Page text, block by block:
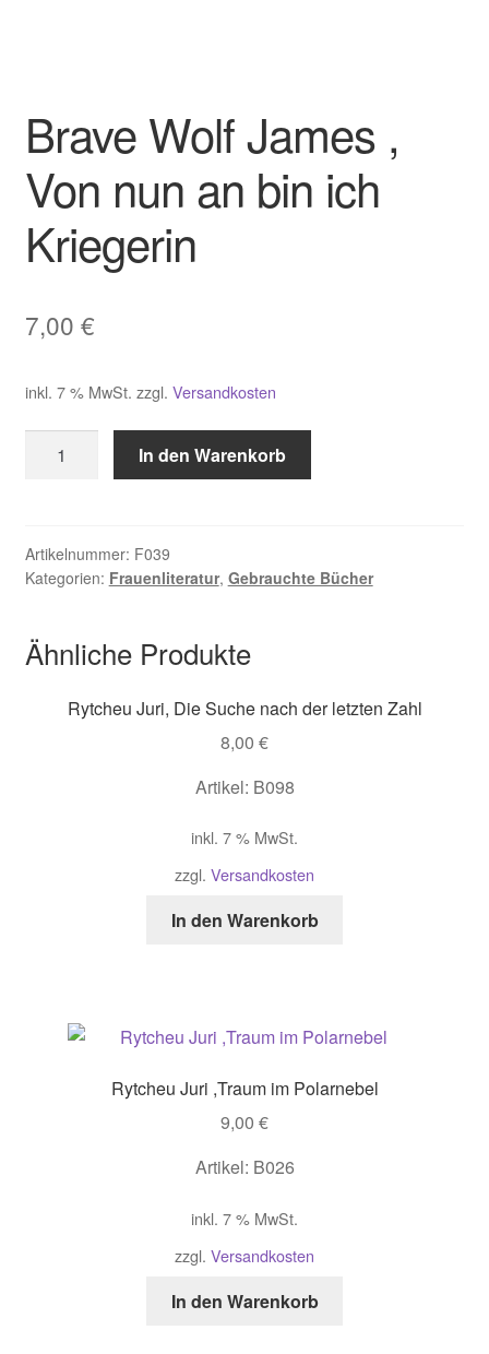
Brave Wolf James ,
Von nun an bin ich
Kriegerin
7,00 €
inkl. 7 % MwSt. zzgl. Versandkosten
Von
nun
bin
ich
Menge
In den Warenkorb
Artikelnummer: F039
Kategorien: Frauenliteratur, Gebrauchte Bücher
Ähnliche Produkte
Rytcheu Juri, Die Suche nach der letzten Zahl
8,00 €
Artikel: B098
inkl. 7 % MwSt.
zzgl. Versandkosten
In den Warenkorb
Rytcheu Juri ,Traum im Polarnebel
9,00 €
Artikel: B026
inkl. 7 % MwSt.
zzgl. Versandkosten
In den Warenkorb